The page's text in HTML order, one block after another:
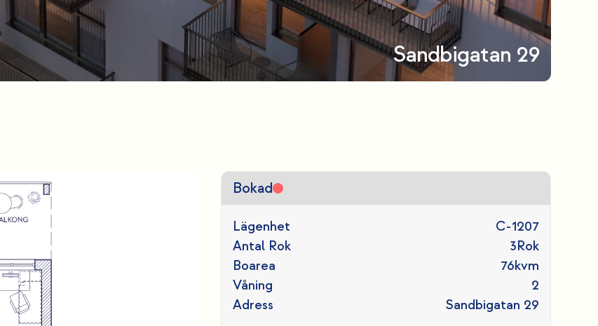
Sandbigatan 29
Bokad
Lägenhet
C-1207
Antal Rok
3Rok
Boarea
76kvm
Våning
2
Adress
Sandbigatan 29